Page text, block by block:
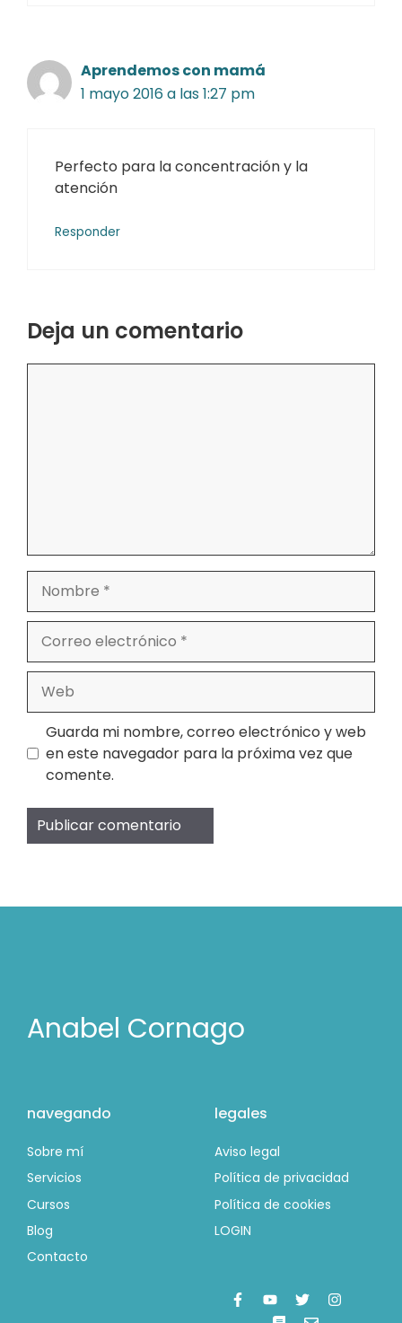
Aprendemos con mamá
1 mayo 2016 a las 1:27 pm
Perfecto para la concentración y la
atención
Responder
Deja un comentario
Nombre
electrónico
Guarda mi nombre, correo electrónico y web
en este navegador para la próxima vez que
comente.
Anabel Cornago
navegando
Sobre mí
Servicios
Cursos
Blog
Contacto
legales
Aviso legal
Política de privacidad
Política de cookies
LOGIN